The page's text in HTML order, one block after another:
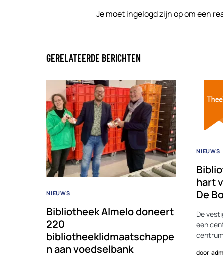
Je moetingelogd zijn opom een
GERELATEERDE BERICHTEN
NIEUWS
Bibliotheek Almelo doneert
220
bibliotheeklidmaatschappe
n aan voedselbank
NIEUWS
hart
De
De
een
door